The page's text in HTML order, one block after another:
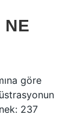
göre
237